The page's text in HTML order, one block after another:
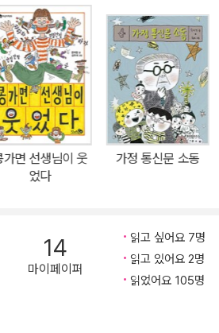
이야기의 주인공들은 뒤죽박죽 이상한 세
다’라고 외친다. 어른들은 진작 ‘그러게
다. 대형 마트의 등장과 함께 우리 읍내에
나, 할아버지의 재력이나 직업이 내 숙제
되는 기이한 현실이 멀쩡한 주인공 앞에
는 집을 나가버리고 할아버지는 버스를
주인공들은 우뚝 서서 뚫어져라 본다. 세
는 것을 확인해야만 하기 때문이다. 현실
한 주인공들
위)에서 ‘너는 멀쩡하니?’라고 묻는다.
>에서 이미 차분한 재치가 말해주는 경
모자란 대로, 없으면 없는 대로 유쾌하게
의 모습을 그리고 있다. 돌아가신 할아
실을 알아버린 경수가 거짓말하지 않고,
며, 남들 앞에서 창피하지 않을, 나만의 할
는 이야기 <할아버지 숙제>, 사 학년이 되
가는 길을 잘 못 찾는 길치 이유정의 진땀
린 <멀쩡한 이유정>, 생활 보호 대상자로
‘진짜 자장면’과 ‘진짜 새우’를 먹어 보
웃지 못할 사건들을 군더더기 없는 문장으
하고 치밀하게 이야기
정곡을 찌르며 때로는 능청스럽게 절정
이 책 또한 유은실 단편 동화의 백미를
가면 선생님이 웃
었다
가정 통신문 소동
14
마이페이퍼
읽고 싶어요 7명
읽고 있어요 2명
읽었어요 105명